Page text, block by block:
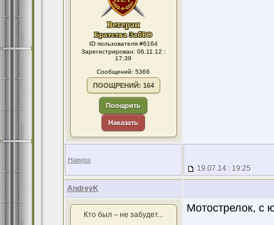
ID пользователя #6164
Зарегистрирован: 06.11.12 :
17:39
Сообщений: 5366
ПООЩРЕНИЙ: 164
Поощрить
Наказать
Наверх
19.07.14 : 19:25
AndreyK
Кто был – не забудет...
Мотострелок, с